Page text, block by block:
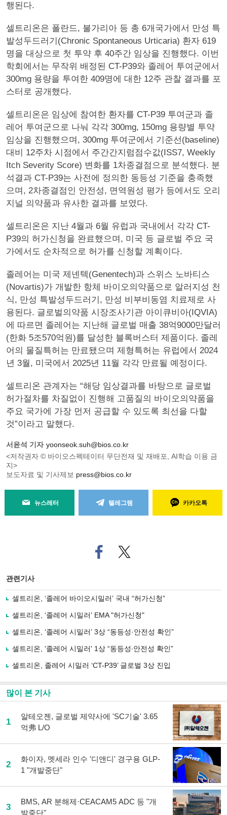
행된다.
셀트리온은 폴란드, 불가리아 등 총 6개국가에서 만성 특
발성두드러기(Chronic Spontaneous Urticaria) 환자 619
명을 대상으로 첫 투약 후 40주간 임상을 진행했다. 이번
학회에서는 무작위 배정된 CT-P39와 졸레어 투여군에서
300mg 용량을 투여한 409명에 대한 12주 관찰 결과를 포
스터로 공개했다.
셀트리온은 임상에 참여한 환자를 CT-P39 투여군과 졸
레어 투여군으로 나눠 각각 300mg, 150mg 용량별 투약
임상을 진행했으며, 300mg 투여군에서 기준선(baseline)
대비 12주차 시점에서 주간간지럼점수값(ISS7, Weekly
Itch Severity Score) 변화를 1차종결점으로 분석했다. 분
석결과 CT-P39는 사전에 정의한 동등성 기준을 충족했
으며, 2차종결점인 안전성, 면역원성 평가 등에서도 오리
지널 의약품과 유사한 결과를 보였다.
셀트리온은 지난 4월과 6월 유럽과 국내에서 각각 CT-
P39의 허가신청을 완료했으며, 미국 등 글로벌 주요 국
가에서도 순차적으로 허가를 신청할 계획이다.
졸레어는 미국 제넨텍(Genentech)과 스위스 노바티스
(Novartis)가 개발한 항체 바이오의약품으로 알러지성 천
식, 만성 특발성두드러기, 만성 비부비동염 치료제로 사
용된다. 글로벌의약품 시장조사기관 아이큐비아(IQVIA)
에 따르면 졸레어는 지난해 글로벌 매출 38억9000만달러
(한화 5조570억원)를 달성한 블록버스터 제품이다. 졸레
어의 물질특허는 만료됐으며 제형특허는 유럽에서 2024
년 3월, 미국에서 2025년 11월 각각 만료될 예정이다.
셀트리온 관계자는 “해당 임상결과를 바탕으로 글로벌
허가절차를 차질없이 진행해 고품질의 바이오의약품을
주요 국가에 가장 먼저 공급할 수 있도록 최선을 다할
것”이라고 말했다.
서윤석 기자 yoonseok.suh@bios.co.kr
<저작권자 © 바이오스펙테이터 무단전재 및 재배포, AI학습 이용 금
지>
보도자료 및 기사제보 press@bios.co.kr
뉴스레터 텔레그램 카카오톡
페
이
로
기
사
유
기
트위
터로
관련기사
셀트리온, ‘졸레어 바이오시밀러’ 국내 “허가신청”
셀트리온, ‘졸레어 시밀러’ EMA "허가신청"
셀트리온, ‘졸레어 시밀러’ 3상 “동등성·안전성 확인”
셀트리온, '졸레어 시밀러' 1상 “동등성∙안전성 확인”
셀트리온, 졸레어 시밀러 ‘CT-P39’ 글로벌 3상 진입
많이 본 기사
1
알테오젠, 글로벌 제약사에 'SC기술' 3.65
억弗 L/O
2
화이자, 멧세라 인수 '디앤디' 경구용 GLP-
1 "개발중단"
3
BMS, AR 분해제·CEACAM5 ADC 등 "개
발중단"